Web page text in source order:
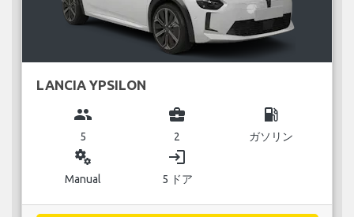
LANCIA YPSILON
group
5
business_center
2
local_gas_station
ガソリン
miscellaneous_services
Manual
login
5 ドア